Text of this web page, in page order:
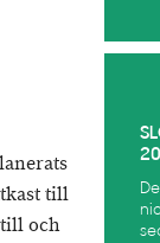
till
till och